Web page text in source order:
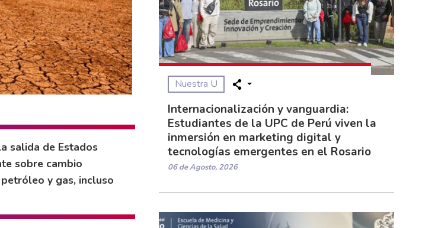
salida de Estados
sobre cambio
y gas, incluso
Nuestra U
Internacionalización y vanguardia:
Estudiantes de la UPC de Perú viven la
inmersión en marketing digital y
tecnologías emergentes en el Rosario
06 de Agosto, 2026